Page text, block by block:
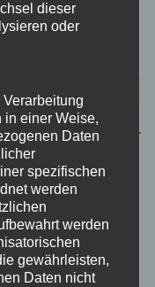
dieser
oder
in einer Weise,
Daten
spezifischen
werden
werden
gewährleisten,
Daten nicht